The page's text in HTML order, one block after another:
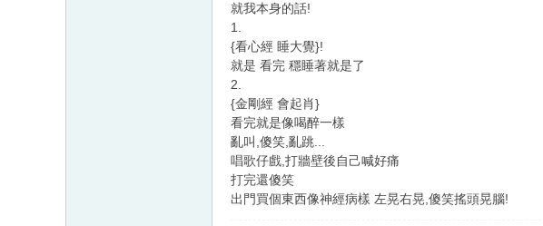
就我本身的話!
1.
{看心經 睡大覺}!
就是 看完 穩睡著就是了
2.
{金剛經 會起肖}
看完就是像喝醉一樣
亂叫,傻笑,亂跳...
唱歌仔戲,打牆壁後自己喊好痛
打完還傻笑
出門買個東西像神經病樣 左晃右晃,傻笑搖頭晃腦!